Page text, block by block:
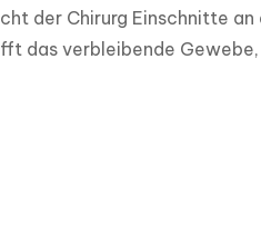
der Chirurg Einschnitte an
das verbleibende